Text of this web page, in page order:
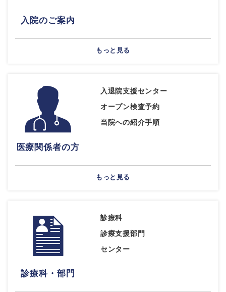
入院のご案内
もっと見る
医療関係者の方
入退院支援センター
オープン検査予約
当院への紹介手順
もっと見る
診療科・部門
診療科
診療支援部門
センター